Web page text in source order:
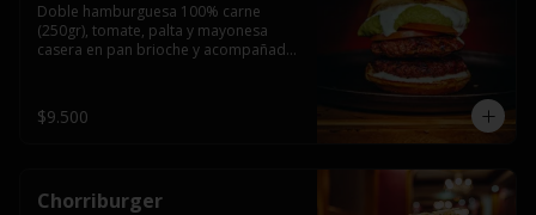
Doble hamburguesa 100% carne
(250gr), tomate, palta y mayonesa
casera en pan brioche y acompañado
$9.500
Chorriburger